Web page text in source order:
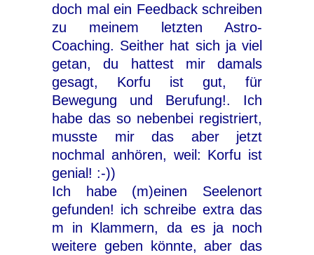
doch mal ein Feedback schreiben
zu meinem letzten Astro-
Coaching. Seither hat sich ja viel
getan, du hattest mir damals
gesagt, Korfu ist gut, für
Bewegung und Berufung!. Ich
habe das so nebenbei registriert,
musste mir das aber jetzt
nochmal anhören, weil: Korfu ist
genial! :-))
Ich habe (m)einen Seelenort
gefunden! ich schreibe extra das
m in Klammern, da es ja noch
weitere geben könnte, aber das